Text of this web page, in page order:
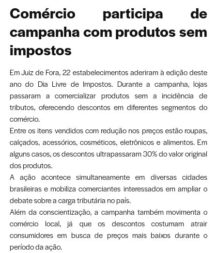
Comércio participa de
campanha com produtos sem
impostos
Em Juiz de Fora, 22 estabelecimentos aderiram à edição deste
ano do Dia Livre de Impostos. Durante a campanha, lojas
passaram a comercializar produtos sem a incidência de
tributos, oferecendo descontos em diferentes segmentos do
comércio.
Entre os itens vendidos com redução nos preços estão roupas,
calçados, acessórios, cosméticos, eletrônicos e alimentos. Em
alguns casos, os descontos ultrapassaram 30% do valor original
dos produtos.
A ação acontece simultaneamente em diversas cidades
brasileiras e mobiliza comerciantes interessados em ampliar o
debate sobre a carga tributária no país.
Além da conscientização, a campanha também movimenta o
comércio local, já que os descontos costumam atrair
consumidores em busca de preços mais baixos durante o
período da ação.